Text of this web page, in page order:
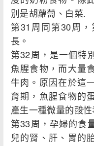
別是胡蘿蔔、白菜.
第31周同第30周
長。
第32周，是一個特
魚腥食物，而大量
牛肉。原因在於這
育期，魚腥食物的
產生一種微量的酸
第33周，孕婦的食
兒的腎、肝、胃的